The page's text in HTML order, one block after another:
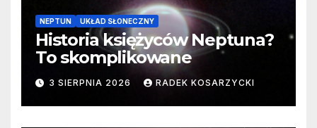
NEPTUN UKŁAD SŁONECZNY
Historia księżyców Neptuna?
To skomplikowane
3 SIERPNIA 2026 RADEK KOSARZYCKI